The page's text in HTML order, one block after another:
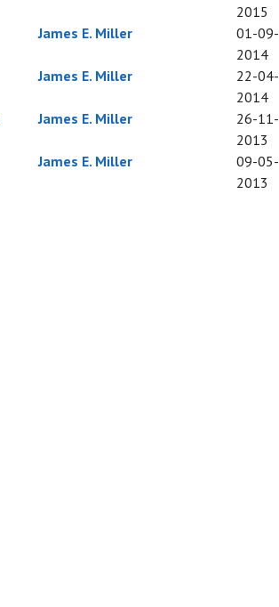
2015
James E. Miller
01-09-
2014
James E. Miller
22-04-
2014
James E. Miller
26-11-
2013
James E. Miller
09-05-
2013